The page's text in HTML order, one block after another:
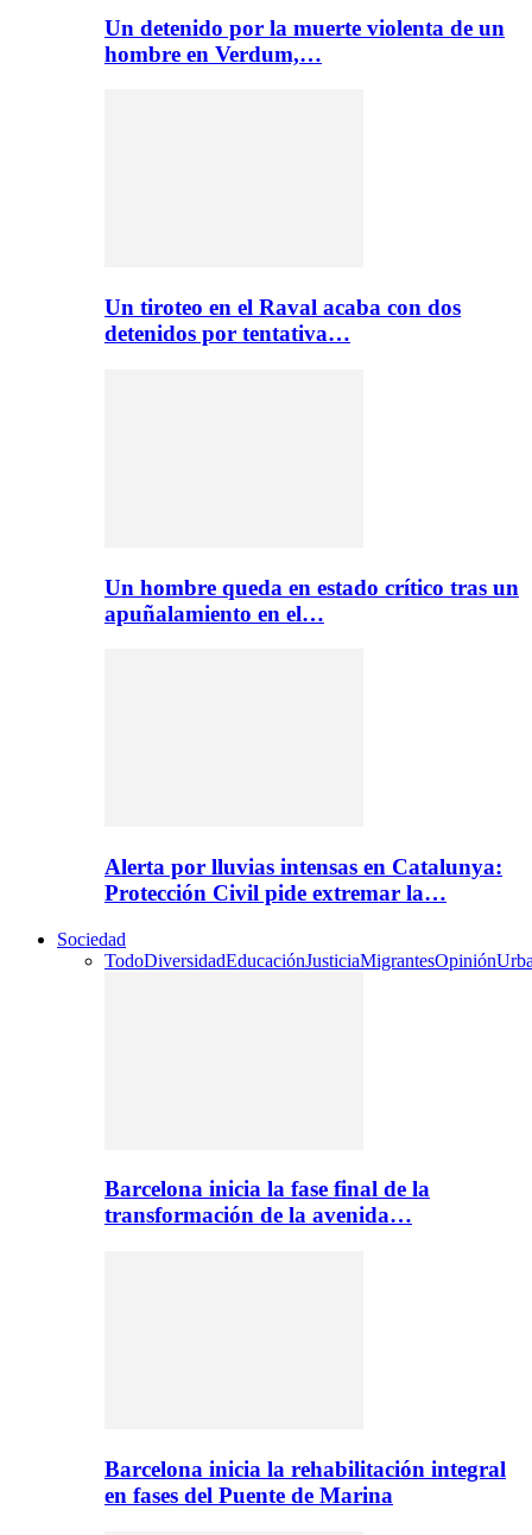
Un detenido por la muerte violenta de un
hombre en Verdum,…
Un tiroteo en el Raval acaba con dos
detenidos por tentativa…
Un hombre queda en estado crítico tras un
apuñalamiento en el…
Alerta por lluvias intensas en Catalunya:
Protección Civil pide extremar la…
Sociedad
TodoDiversidadEducaciónJusticiaMigrantesOpinión
Barcelona inicia la fase final de la
transformación de la avenida…
Barcelona inicia la rehabilitación integral
en fases del Puente de Marina